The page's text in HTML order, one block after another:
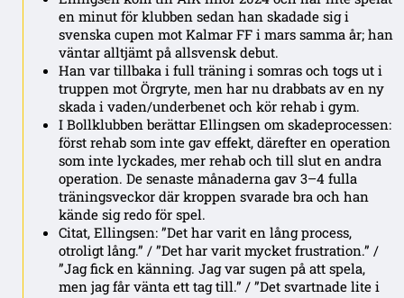
en minut för klubben sedan han skadade sig i
svenska cupen mot Kalmar FF i mars samma år; han
väntar alltjämt på allsvensk debut.
Han var tillbaka i full träning i somras och togs ut i
truppen mot Örgryte, men har nu drabbats av en ny
skada i vaden/underbenet och kör rehab i gym.
I Bollklubben berättar Ellingsen om skadeprocessen:
först rehab som inte gav effekt, därefter en operation
som inte lyckades, mer rehab och till slut en andra
operation. De senaste månaderna gav 3–4 fulla
träningsveckor där kroppen svarade bra och han
kände sig redo för spel.
Citat, Ellingsen: ”Det har varit en lång process,
otroligt lång.” / ”Det har varit mycket frustration.” /
”Jag fick en känning. Jag var sugen på att spela,
men jag får vänta ett tag till.” / ”Det svartnade lite i